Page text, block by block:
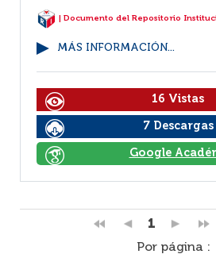
| Documento del Repositorio
MÁS INFORMACIÓN...
16 Vistas
7 Descargas
Google
1
Por página :